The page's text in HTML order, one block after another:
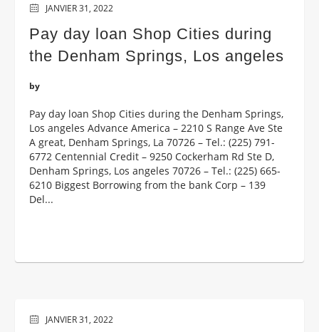
JANVIER 31, 2022
Pay day loan Shop Cities during
the Denham Springs, Los angeles
by
Pay day loan Shop Cities during the Denham Springs,
Los angeles Advance America – 2210 S Range Ave Ste
A great, Denham Springs, La 70726 – Tel.: (225) 791-
6772 Centennial Credit – 9250 Cockerham Rd Ste D,
Denham Springs, Los angeles 70726 – Tel.: (225) 665-
6210 Biggest Borrowing from the bank Corp – 139
Del...
JANVIER 31, 2022